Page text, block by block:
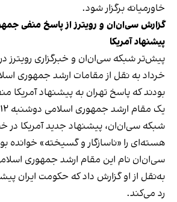
خاورمیانه برگزار شود.
گزارش سی‌ان‌ان و رویترز از پاسخ منفی
پیشنهاد آمریکا
خرداد به نقل از مقامات ارشد جمهوری
بودند که پاسخ تهران به پیشنهاد آمریکا
شبکه سی‌ان‌ان، پیشنهاد جدید آمریکا
هسته‌ای را «ناسازگار و گسیخته» خوانده
سی‌ان‌ان نام این مقام ارشد جمهوری اسلامی
به‌نقل از او گزارش داد که حکومت ایران
رد می‌کند.